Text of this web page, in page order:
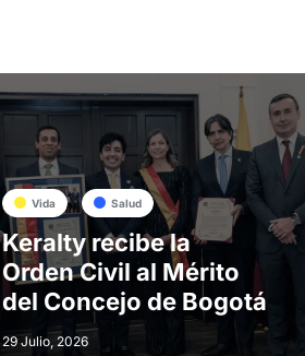
Vida Salud
Keralty recibe la
Orden Civil al Mérito
del Concejo de Bogotá
29 Julio, 2026